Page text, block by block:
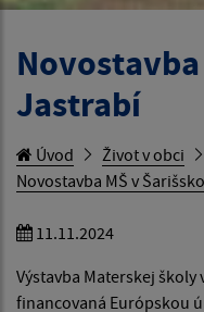
Jastrabí
Úvod Život v obci
Novostavba MŠ v
11.11.2024
Výstavba Materskej
financovaná Európskou